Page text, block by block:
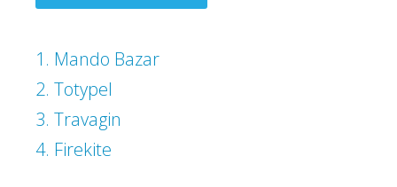
1. Mando Bazar
2. Totypel
3. Travagin
4. Firekite